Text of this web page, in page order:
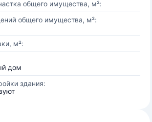
общего имущества, м²:
общего имущества, м²:
м²:
дом
здания: